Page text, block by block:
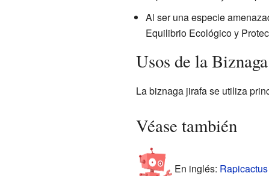
Al ser una especie
Equilibrio Ecológico y
Usos de la
La biznaga jirafa se utiliza
Véase también
En inglés: